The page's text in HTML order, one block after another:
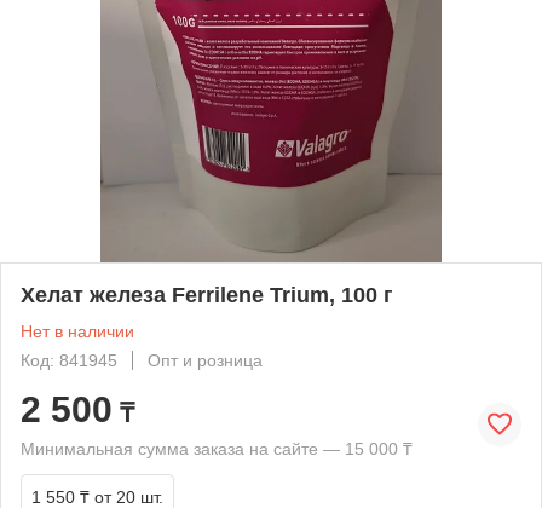
Хелат железа Ferrilene Trium, 100 г
Нет в наличии
Код: 841945
Опт и розница
2 500 ₸
Минимальная сумма заказа на сайте — 15 000 ₸
1 550 ₸ от 20 шт.